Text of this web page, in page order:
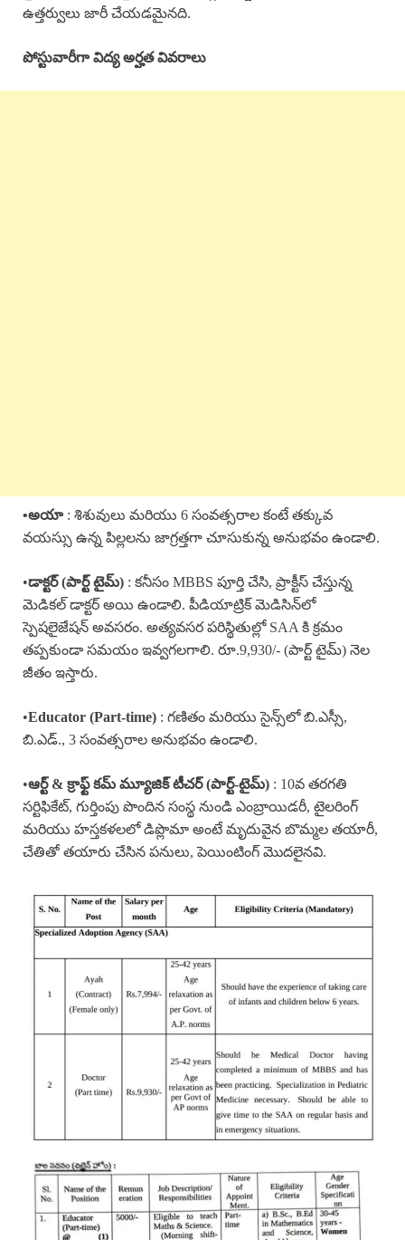
ఉత్తర్వులు జారీ చేయడమైనది.
పోస్టువారీగా విద్య అర్హత వివరాలు
•అయా : శిశువులు మరియు 6 సంవత్సరాల కంటే తక్కువ
వయస్సు ఉన్న పిల్లలను జాగ్రత్తగా చూసుకున్న అనుభవం ఉండాలి.
•డాక్టర్ (పార్ట్ టైమ్) : కనీసం MBBS పూర్తి చేసి, ప్రాక్టీస్ చేస్తున్న
మెడికల్ డాక్టర్ అయి ఉండాలి. పీడియాట్రిక్ మెడిసిన్‌లో
స్పెషలైజేషన్ అవసరం. అత్యవసర పరిస్థితుల్లో SAA కి క్రమం
తప్పకుండా సమయం ఇవ్వగలగాలి. రూ.9,930/- (పార్ట్ టైమ్) నెల
జీతం ఇస్తారు.
•Educator (Part-time) : గణితం మరియు సైన్స్‌లో బి.ఎస్సీ,
బి.ఎడ్., 3 సంవత్సరాల అనుభవం ఉండాలి.
•ఆర్ట్ & క్రాఫ్ట్ కమ్ మ్యూజిక్ టీచర్ (పార్ట్-టైమ్) : 10వ తరగతి
సర్టిఫికేట్, గుర్తింపు పొందిన సంస్థ నుండి ఎంబ్రాయిడరీ, టైలరింగ్
మరియు హస్తకళలలో డిప్లొమా అంటే మృదువైన బొమ్మల తయారీ,
చేతితో తయారు చేసిన పనులు, పెయింటింగ్ మొదలైనవి.